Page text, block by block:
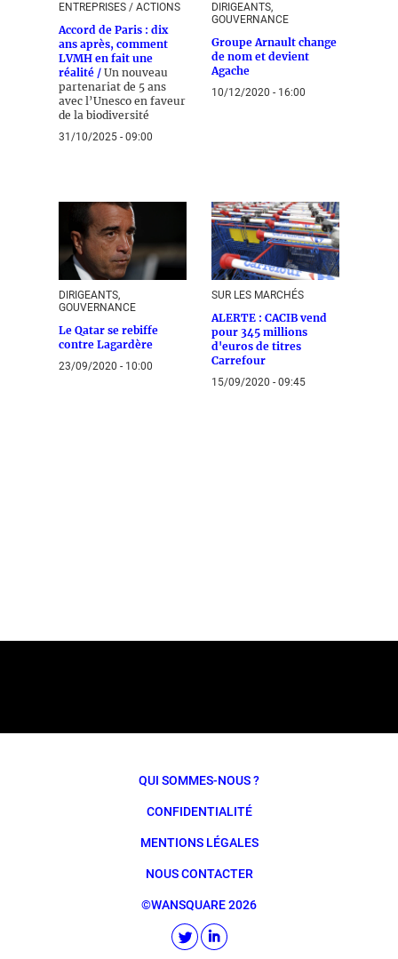
ENTREPRISES / ACTIONS
Accord de Paris : dix
ans après, comment
LVMH en fait une
réalité / Un nouveau
partenariat de 5 ans
avec l’Unesco en faveur
de la biodiversité
31/10/2025 - 09:00
DIRIGEANTS,
GOUVERNANCE
Groupe Arnault change
de nom et devient
Agache
10/12/2020 - 16:00
DIRIGEANTS,
GOUVERNANCE
Le Qatar se rebiffe
contre Lagardère
23/09/2020 - 10:00
SUR LES MARCHÉS
ALERTE : CACIB vend
pour 345 millions
d'euros de titres
Carrefour
15/09/2020 - 09:45
QUI SOMMES-NOUS ?
CONFIDENTIALITÉ
MENTIONS LÉGALES
NOUS CONTACTER
©WANSQUARE 2026